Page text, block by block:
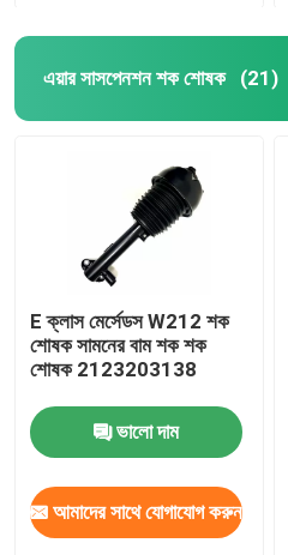
এয়ার সাসপেনশন শক শোষক (21)
E ক্লাস মের্সেডস W212 শক
শোষক সামনের বাম শক শক
শোষক 2123203138
ভালো দাম
আমাদের সাথে যোগাযোগ করুন